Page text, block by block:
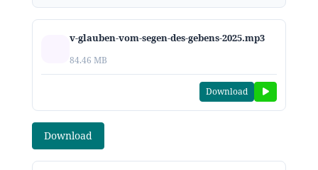
Download
v-glauben-vom-segen-des-gebens-2025.mp3
84.46 MB
Download